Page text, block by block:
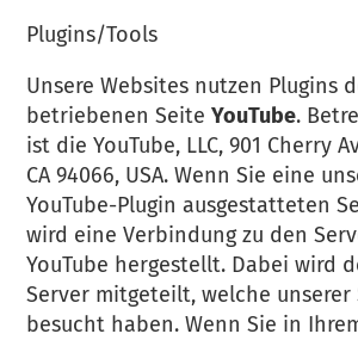
Plugins/Tools
Unsere Websites nutzen Plugins
betriebenen SeiteYouTube.
ist die YouTube, LLC, 901 Cherry
CA 94066, USA. Wenn Sie eine
YouTube-Plugin ausgestatteten
wird eine Verbindung zu den
YouTube hergestellt. Dabei wird
Server mitgeteilt, welche unserer
besucht haben. Wenn Sie in